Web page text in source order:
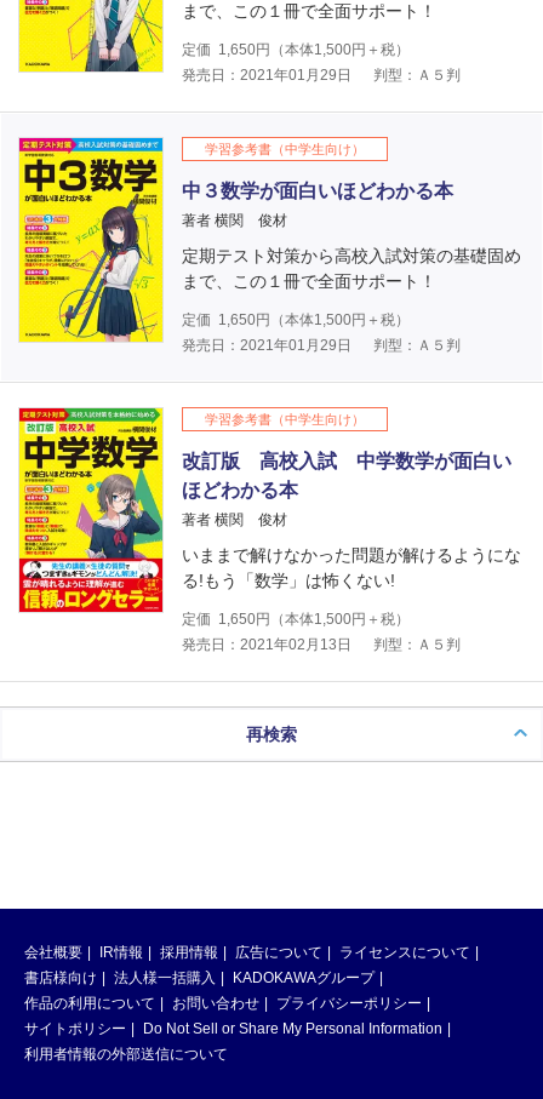
まで、この１冊で全面サポート！
定価 1,650円（本体1,500円＋税）
発売日：2021年01月29日
判型：Ａ５判
学習参考書（中学生向け）
中３数学が面白いほどわかる本
著者 横関 俊材
定期テスト対策から高校入試対策の基礎固め
まで、この１冊で全面サポート！
定価 1,650円（本体1,500円＋税）
発売日：2021年01月29日
判型：Ａ５判
学習参考書（中学生向け）
改訂版 高校入試 中学数学が面白い
ほどわかる本
著者 横関 俊材
いままで解けなかった問題が解けるようにな
る!もう「数学」は怖くない!
定価 1,650円（本体1,500円＋税）
発売日：2021年02月13日
判型：Ａ５判
再検索
会社概要 IR情報 採用情報 広告について
ライセンスについて
書店様向け
法人様一括購入
KADOKAWAグループ
作品の利用について
お問い合わせ
プライバシーポリシー
サイトポリシー
Do Not Sell or Share My Personal Information
利用者情報の外部送信について